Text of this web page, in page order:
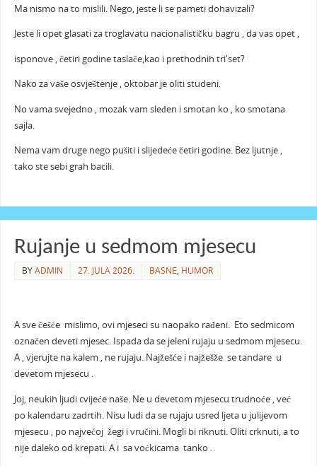
Ma nismo na to mislili. Nego, jeste li se pameti dohavizali?
Jeste li opet glasati za troglavatu nacionalističku bagru , da vas opet ,
isponove , četiri godine taslače,kao i prethodnih tri'set?
Nako za vaše osvještenje , oktobar je oliti studeni.
No vama svejedno , mozak vam sleđen i smotan ko , ko smotana
sajla.
Nema vam druge nego pušiti i slijedeće četiri godine. Bez ljutnje ,
tako ste sebi grah bacili.
Rujanje u sedmom mjesecu
BYADMIN 27. JULA 2026. BASNE, HUMOR
A sve češće mislimo, ovi mjeseci su naopako rađeni. Eto sedmicom
označen deveti mjesec. Ispada da se jeleni rujaju u sedmom mjesecu.
A , vjerujte na kalem , ne rujaju. Najžešće i najžešže se tandare u
devetom mjesecu .
Joj, neukih ljudi cvijeće naše. Ne u devetom mjesecu trudnoće , već
po kalendaru zadrtih. Nisu ludi da se rujaju usred ljeta u julijevom
mjesecu , po najvećoj žegi i vručini. Mogli bi riknuti. Oliti crknuti, a to
nije daleko od krepati. A i sa voćkicama tanko .